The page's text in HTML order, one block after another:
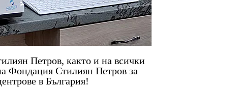
Петров, както и на всички
Фондация Стилиян Петров за
в България!